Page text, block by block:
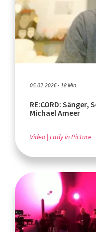
05.02.2026 - 18 Min.
RE:CORD:
Michael Ameer
Video Lady in Picture